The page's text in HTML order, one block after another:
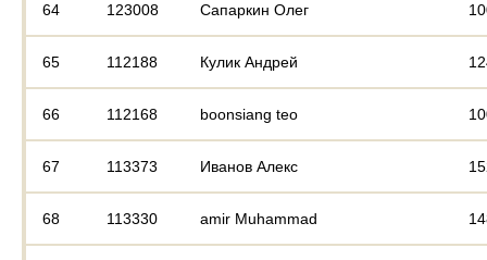
64 123008 Сапаркин Олег
65 112188 Кулик Андрей
66 112168 boonsiang teo
67 113373 Иванов Алекс
68 113330 amir Muhammad